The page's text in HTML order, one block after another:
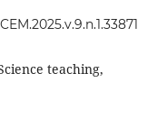
teaching,